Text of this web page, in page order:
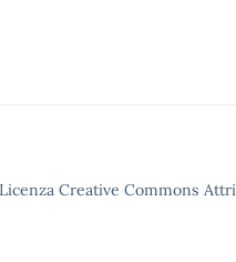
Creative Commons